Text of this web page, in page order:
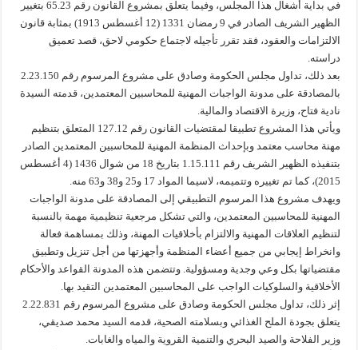
في بداية أشغال هذا المجلس، وفيما يتعلق بمشروع القانون رقم 65.23 بتغيير
الظهير الشريف الصادر في 9 رمضان 1331 (12 أغسطس 1913) بمثابة قانون
الالتزامات والعقود، فقد تقرر تأجيله لاجتماع حكومي لاحق، قصد تعميق
دراسته.
بعد ذلك، تداول مجلس الحكومة وصادق على مشروع المرسوم رقم 2.23.150
بالمصادقة على مدونة الواجبات المهنية للمحاسبين المعتمدين، قدمته السيدة
نادية فتاح، وزيرة الاقتصاد والمالية.
ويأتي هذا المشروع تطبيقا لمقتضيات القانون رقم 127.12 المتعلق بتنظيم
مهنة محاسب معتمد وبإحداث المنظمة المهنية للمحاسبين المعتمدين الصادر
بتنفيذه الظهير الشريف رقم 1.15.111 بتاريخ 18 من شوال 1436 (4 أغسطس
2015)، كما تم تغييره وتتميمه، لاسيما المواد 17 و25 و38 و63 منه.
ويهدف مشروع هذا المرسوم التطبيقي إلى المصادقة على مدونة الواجبات
المهنية للمحاسبين المعتمدين، والتي تشكل مرجعية تنظيمية مهمة بالنسبة
لتنظيم العلاقات المهنية والالتزام بأخلاقيات المهنة، وذلك بمساهمة فعالة
وانخراط إيجابي من جميع أعضاء المنظمة وأجهزتها من أجل تنزيل وتطبيق
مقتضياتها بكل وعي وجدية ومسؤولية. وتتضمن هذه المدونة القواعد والأحكام
الأخلاقية والسلوكيات الواجب على المحاسبين المعتمدين التقيد بها.
إثر ذلك، تداول مجلس الحكومة وصادق على مشروع المرسوم رقم 2.22.831
يتعلق بجودة الملح الغذائي وبسلامته الصحية، قدمه السيد محمد صديقي،
وزير الفلاحة والصيد البحري والتنمية القروية والمياه والغابات.